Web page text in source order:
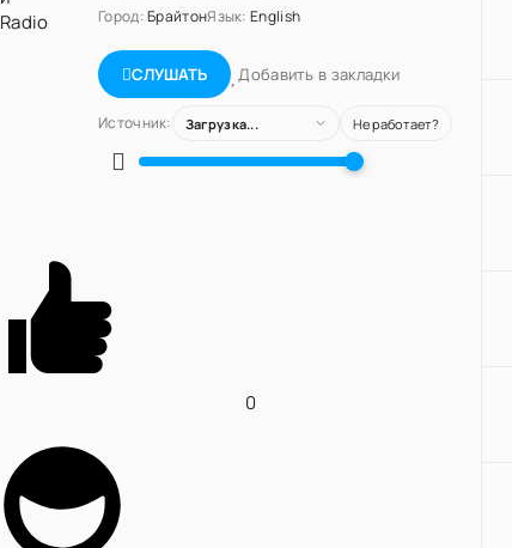
Город:БрайтонЯзык: English
СЛУШАТЬ Добавить в закладки
Источник: Загрузка... Не работает?
0